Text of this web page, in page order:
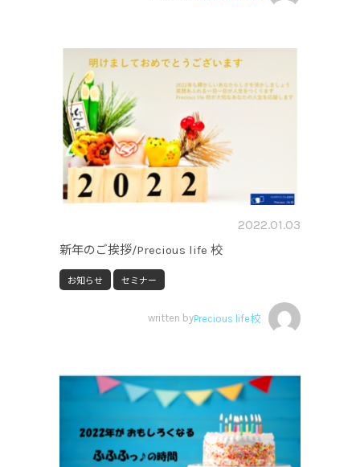
2022.01.03
新年のご挨拶/Precious life 校
お知らせ セミナー
written byPrecious life校